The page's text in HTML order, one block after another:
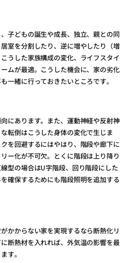
子どもの誕生や成長、独立、親との同
室を分割したり、逆に増やしたり（増
うした家族構成の変化、ライフスタイ
ムが最適。こうした機会に、家の劣化
一緒に行っておきたいところです。
にあります。また、運動神経や反射神
転倒はこうした身体の変化で生じま
を回避するにはやはり、階段や廊下に
ー化が不可欠。とくに階段は上り降り
型の場合はU字階段、回り階段にした
確保するためにも階段照明を追加する
かからない家を実現するなら断熱化リ
断熱材を入れれば、外気温の影響を最
す。